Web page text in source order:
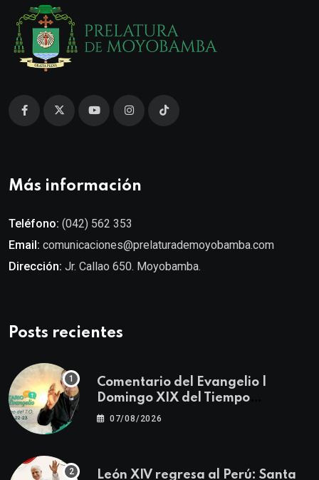
Más información
Teléfono: (042) 562 353
Email: comunicaciones@prelaturademoyobamba.com
Dirección: Jr. Callao 650. Moyobamba.
Posts recientes
Comentario del Evangelio |
Domingo XIX del Tiempo
Ordinario | Mateo 14, 22-23
07/08/2026
León XIV regresa al Perú: Santa